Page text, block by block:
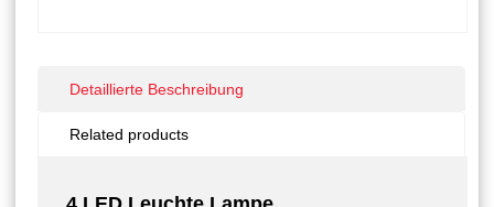
Detaillierte Beschreibung
Related products